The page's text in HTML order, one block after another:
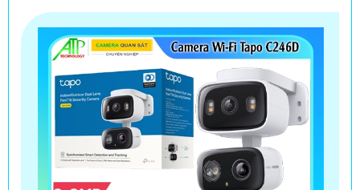
Camera quan sát thang máyGiải pháp phù hợp tại
giúp nâng cao an ninh và giám sát hiệu quả mọi hoạt động bên trong